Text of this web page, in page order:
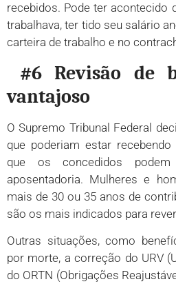
recebidos. Pode ter acontecido
trabalhava, ter tido seu salário
carteira de trabalho e no
#6 Revisão de
vantajoso
O Supremo Tribunal Federal
que poderiam estar
que os concedidos
aposentadoria. Mulheres e
mais de 30 ou 35 anos de
são os mais indicados para
Outras situações, como
por morte, a correção do URV
do ORTN (Obrigações